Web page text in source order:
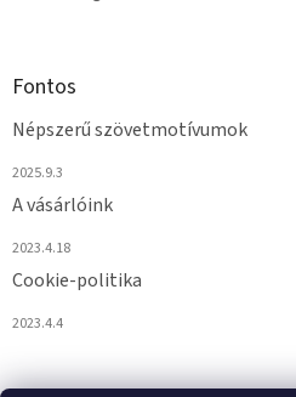
Fontos
Népszerű szövetmotívumok
2025.9.3
A vásárlóink
2023.4.18
Cookie-politika
2023.4.4